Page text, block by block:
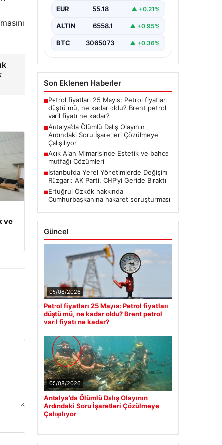
ve
Antalya’da geçtiğimiz yıl yaşanan
ve ölümle sonuçlanan tüplü dalış
olayı, dalış sektöründe ciddi
soru…
EUR 55.18 ▲ +0.21%
ALTIN 6558.1 ▲ +0.95%
BTC 3065073 ▲ +0.36%
Son Eklenen Haberler
■Petrol fiyatları 25 Mayıs: Petrol fiyatları
düştü mü, ne kadar oldu? Brent petrol
varil fiyatı ne kadar?
■Antalya’da Ölümlü Dalış Olayının
Ardındaki Soru İşaretleri Çözülmeye
Çalışılıyor
■Açık Alan Mimarisinde Estetik ve bahçe
mutfağı Çözümleri
■İstanbul’da Yerel Yönetimlerde Değişim
Rüzgarı: AK Parti, CHP’yi Geride Bıraktı
■Ertuğrul Özkök hakkında
Cumhurbaşkanına hakaret soruşturması
Güncel
05/08/2026
Petrol fiyatları 25 Mayıs: Petrol fiyatları
düştü mü, ne kadar oldu? Brent petrol
varil fiyatı ne kadar?
05/08/2026
Antalya’da Ölümlü Dalış Olayının
Ardındaki Soru İşaretleri Çözülmeye
Çalışılıyor